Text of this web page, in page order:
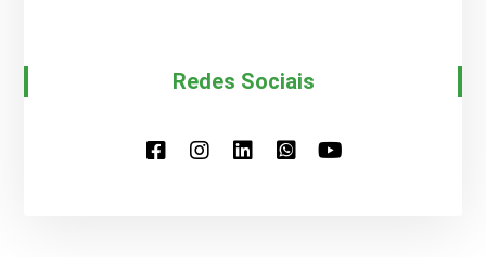
Redes Sociais